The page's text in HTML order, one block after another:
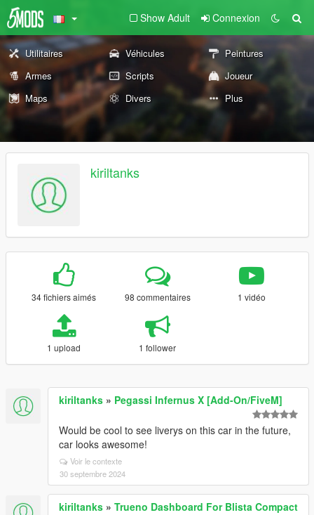
Show Adult Connexion
Utilitaires Véhicules
Peintures
Armes
Scripts
Joueur
Maps
Divers Plus
kiriltanks
34 fichiers aimés 98 commentaires 1 vidéo
1 upload 1 follower
kiriltanks » Pegassi Infernus X [Add-On/FiveM]
Would be cool to see liverys on this car in the future,
car looks awesome!
Voir le contexte
30 septembre 2024
kiriltanks » Trueno Dashboard For Blista Compact